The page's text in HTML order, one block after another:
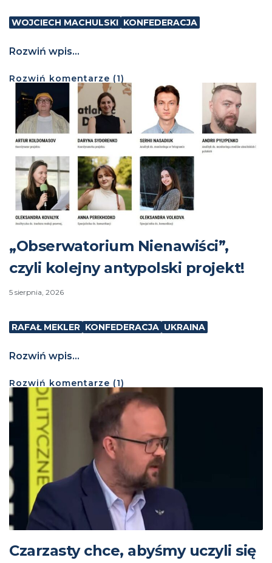
WOJCIECH MACHULSKI KONFEDERACJA
Rozwiń wpis...
Rozwiń komentarze (1)
„Obserwatorium Nienawiści”,
czyli kolejny antypolski projekt!
5 sierpnia, 2026
RAFAŁ MEKLER KONFEDERACJA UKRAINA
Rozwiń wpis...
Rozwiń komentarze (1)
Czarzasty chce, abyśmy uczyli się